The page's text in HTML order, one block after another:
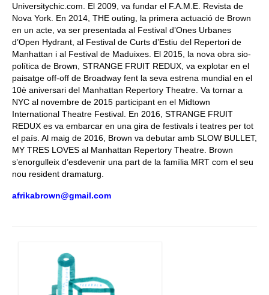
Universitychic.com. El 2009, va fundar el F.A.M.E. Revista de
Nova York. En 2014, THE outing, la primera actuació de Brown
en un acte, va ser presentada al Festival d’Ones Urbanes
d’Open Hydrant, al Festival de Curts d’Estiu del Repertori de
Manhattan i al Festival de Maduixes. El 2015, la nova obra sio-
política de Brown, STRANGE FRUIT REDUX, va explotar en el
paisatge off-off de Broadway fent la seva estrena mundial en el
10è aniversari del Manhattan Repertory Theatre. Va tornar a
NYC al novembre de 2015 participant en el Midtown
International Theatre Festival. En 2016, STRANGE FRUIT
REDUX es va embarcar en una gira de festivals i teatres per tot
el país. Al maig de 2016, Brown va debutar amb SLOW BULLET,
MY TRES LOVES al Manhattan Repertory Theatre. Brown
s’enorgulleix d’esdevenir una part de la família MRT com el seu
nou resident dramaturg.
afrikabrown@gmail.com